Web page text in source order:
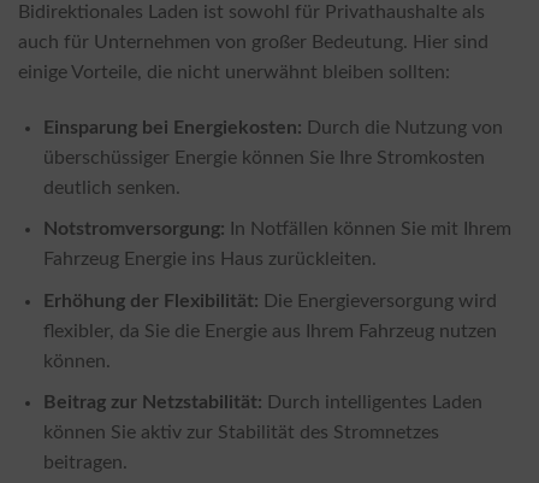
Bidirektionales Laden ist sowohl für Privathaushalte als
auch für Unternehmen von großer Bedeutung. Hier sind
einige Vorteile, die nicht unerwähnt bleiben sollten:
Einsparung bei Energiekosten: Durch die Nutzung von
überschüssiger Energie können Sie Ihre Stromkosten
deutlich senken.
Notstromversorgung: In Notfällen können Sie mit Ihrem
Fahrzeug Energie ins Haus zurückleiten.
Erhöhung der Flexibilität: Die Energieversorgung wird
flexibler, da Sie die Energie aus Ihrem Fahrzeug nutzen
können.
Beitrag zur Netzstabilität: Durch intelligentes Laden
können Sie aktiv zur Stabilität des Stromnetzes
beitragen.